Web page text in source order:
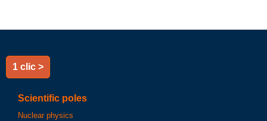
1 clic >
Scientific poles
Nuclear physics